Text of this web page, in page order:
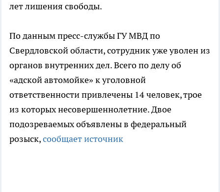
лет лишения свободы.
По данным пресс-службы ГУ МВД по
Свердловской области, сотрудник уже уволен из
органов внутренних дел. Всего по делу об
«адской автомойке» к уголовной
ответственности привлечены 14 человек, трое
из которых несовершеннолетние. Двое
подозреваемых объявлены в федеральный
розыск,сообщает источник